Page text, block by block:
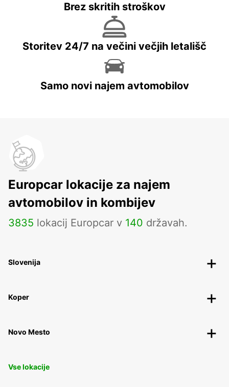
Brez skritih stroškov
Storitev 24/7 na večini večjih letališč
Samo novi najem avtomobilov
Europcar lokacije za najem
avtomobilov in kombijev
3835 lokacij Europcar v 140 državah.
Slovenija
Koper
Novo Mesto
Vse lokacije